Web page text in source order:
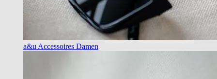
a&u Accessoires Damen